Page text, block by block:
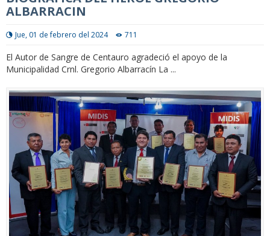
ALBARRACIN
Jue, 01 de febrero del 2024 711
El Autor de Sangre de Centauro agradeció el apoyo de la
Municipalidad Crnl. Gregorio Albarracín La ...